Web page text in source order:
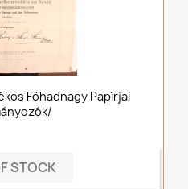
Főhadnagy Papírjai
STOCK